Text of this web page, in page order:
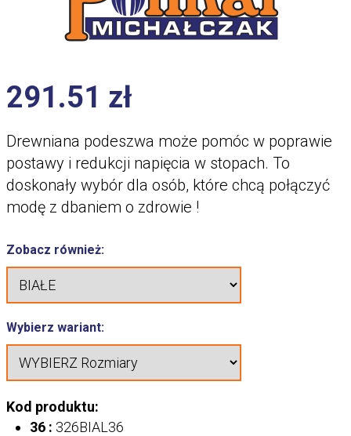
291.51 zł
Drewniana podeszwa może pomóc w poprawie
postawy i redukcji napięcia w stopach. To
doskonały wybór dla osób, które chcą połączyć
modę z dbaniem o zdrowie !
Zobacz również:
Wybierz wariant:
Kod produktu:
36 : 326BIAL36